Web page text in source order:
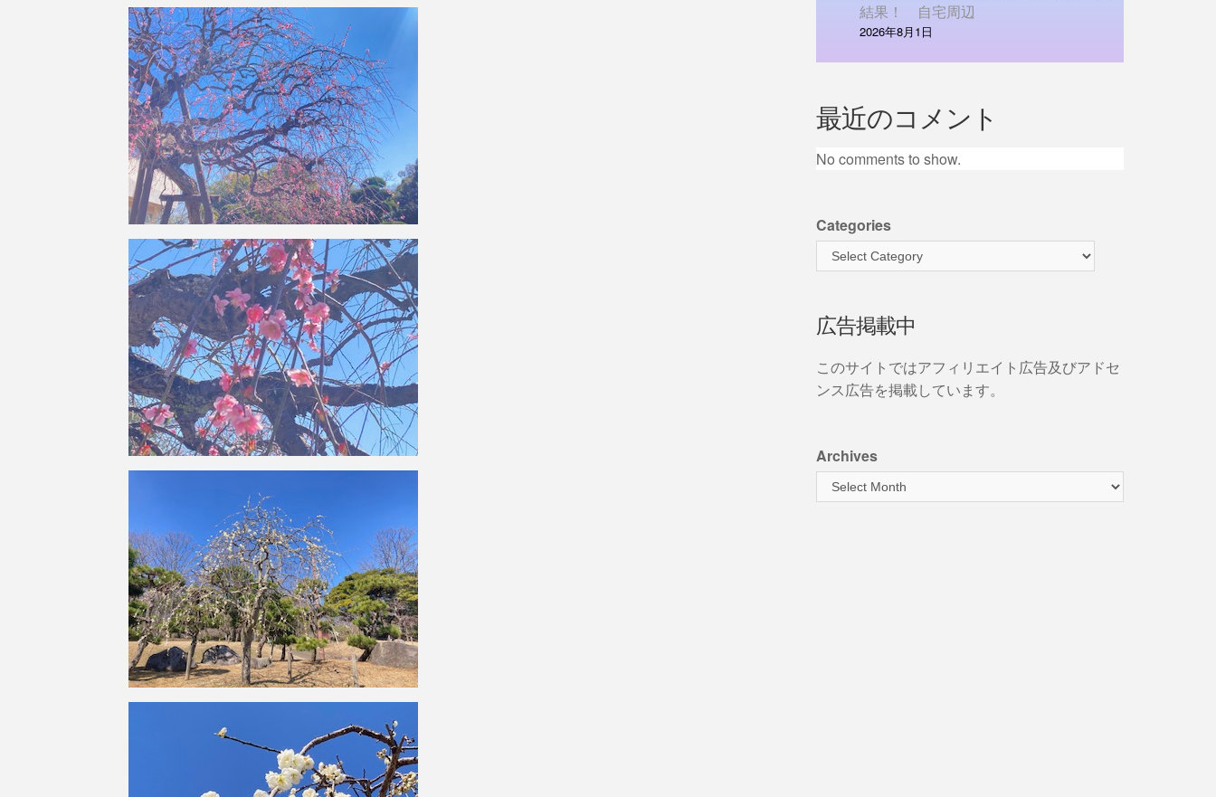
結果！ 自宅周辺
2026年8月1日
最近のコメント
No comments to show.
Categories
広告掲載中
このサイトではアフィリエイト広告及びアドセ
ンス広告を掲載しています。
Archives